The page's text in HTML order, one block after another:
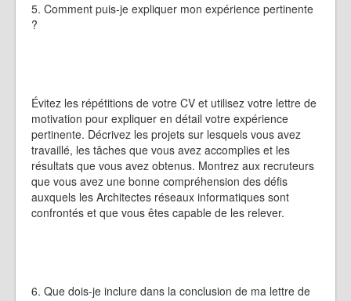
5. Comment puis-je expliquer mon expérience pertinente
?
Évitez les répétitions de votre CV et utilisez votre lettre de
motivation pour expliquer en détail votre expérience
pertinente. Décrivez les projets sur lesquels vous avez
travaillé, les tâches que vous avez accomplies et les
résultats que vous avez obtenus. Montrez aux recruteurs
que vous avez une bonne compréhension des défis
auxquels les Architectes réseaux informatiques sont
confrontés et que vous êtes capable de les relever.
6. Que dois-je inclure dans la conclusion de ma lettre de